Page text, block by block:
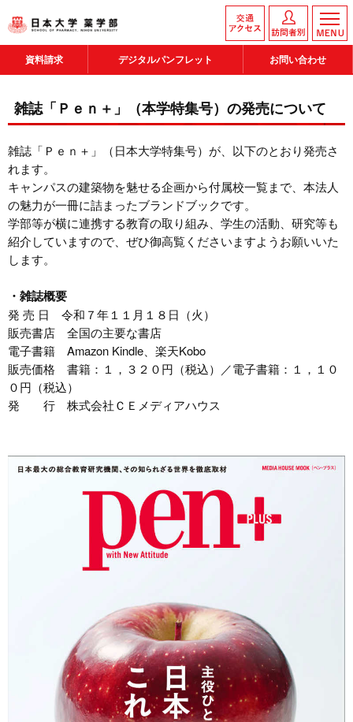
資料請求 デジタルパンフレット お問い合わせ
雑誌「Ｐｅｎ＋」（本学特集号）の発売について
雑誌「Ｐｅｎ＋」（日本大学特集号）が、以下のとおり発売さ
れます。
キャンパスの建築物を魅せる企画から付属校一覧まで、本法人
の魅力が一冊に詰まったブランドブックです。
学部等が横に連携する教育の取り組み、学生の活動、研究等も
紹介していますので、ぜひ御高覧くださいますようお願いいた
します。
・雑誌概要
発 売 日 令和７年１１月１８日（火）
販売書店 全国の主要な書店
電子書籍 Amazon Kindle、楽天Kobo
販売価格 書籍：１，３２０円（税込）／電子書籍：１，１０
０円（税込）
発 行 株式会社ＣＥメディアハウス